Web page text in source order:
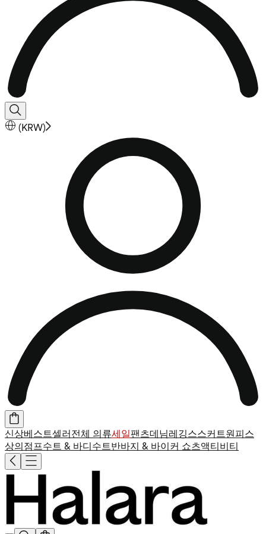
(KRW)
신상베스트셀러전체 의류세일팬츠데님레깅스스커트원피스
상의점프수트 & 바디수트반바지 & 바이커 쇼츠액티비티